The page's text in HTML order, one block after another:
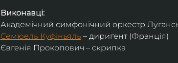
Виконавці:
Академічний симфонічний оркестр
Семюель Куфіньяль – дириґент (Франція)
Євгенія Прокопович – скрипка